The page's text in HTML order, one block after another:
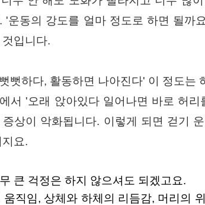
운동의 강도를 얼마 정도로 하면 될까
입니다.
뻣하다, 활동하면 나아진다' 이 정도는
서 '오래 앉아있다 일어나면 바로 허
상이 악화됩니다. 이렇게 되면 걷기
요.
큰 걱정은 하지 않으셔도 되겠고요.
직임, 상체와 하체의 리듬감, 머리의